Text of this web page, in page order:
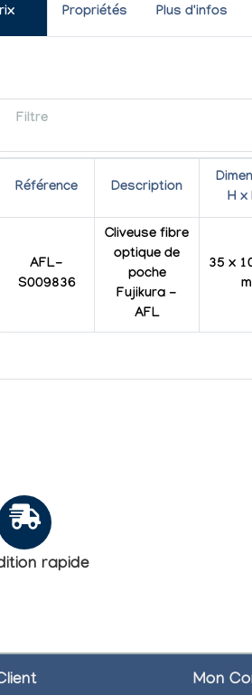
Propriétés Plus d'infos
Filtre
Référence Description
H x
AFL-
S009836
Cliveuse fibre
optique de
poche
Fujikura -
AFL
35 x
rapide
Mon